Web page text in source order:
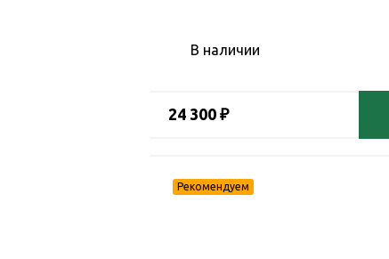
В наличии
24 300 ₽